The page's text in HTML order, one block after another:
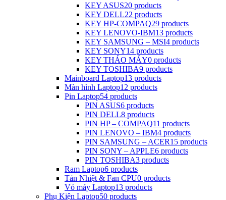
KEY ASUS20 products
KEY DELL22 products
KEY HP-COMPAQ29 products
KEY LENOVO-IBM13 products
KEY SAMSUNG – MSI4 products
KEY SONY14 products
KEY THÁO MÁY0 products
KEY TOSHIBA9 products
Mainboard Laptop13 products
Màn hình Laptop12 products
Pin Laptop54 products
PIN ASUS6 products
PIN DELL8 products
PIN HP – COMPAQ11 products
PIN LENOVO – IBM4 products
PIN SAMSUNG – ACER15 products
PIN SONY – APPLE6 products
PIN TOSHIBA3 products
Ram Laptop6 products
Tản Nhiệt & Fan CPU0 products
Vỏ máy Laptop13 products
Phụ Kiện Laptop50 products